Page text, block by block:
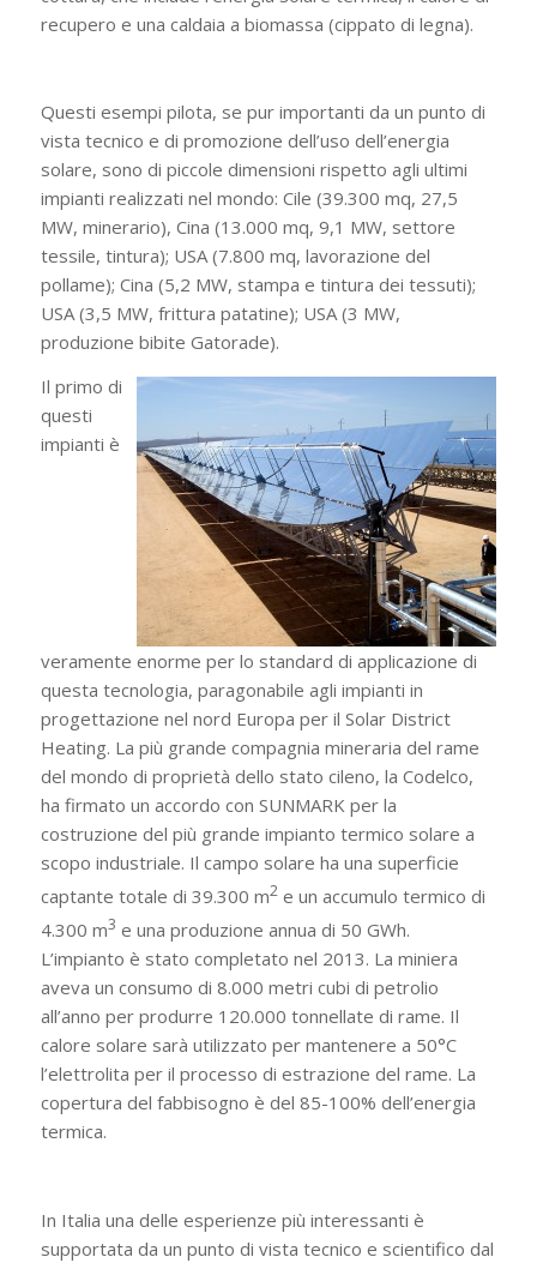
recupero e una caldaia a biomassa (cippato di legna).
Questi esempi pilota, se pur importanti da un punto di
vista tecnico e di promozione dell’uso dell’energia
solare, sono di piccole dimensioni rispetto agli ultimi
impianti realizzati nel mondo: Cile (39.300 mq, 27,5
MW, minerario), Cina (13.000 mq, 9,1 MW, settore
tessile, tintura); USA (7.800 mq, lavorazione del
pollame); Cina (5,2 MW, stampa e tintura dei tessuti);
USA (3,5 MW, frittura patatine); USA (3 MW,
produzione bibite Gatorade).
Il primo di
questi
impianti è
veramente enorme per lo standard di applicazione di
questa tecnologia, paragonabile agli impianti in
progettazione nel nord Europa per il Solar District
Heating. La più grande compagnia mineraria del rame
del mondo di proprietà dello stato cileno, la Codelco,
ha firmato un accordo con SUNMARK per la
costruzione del più grande impianto termico solare a
scopo industriale. Il campo solare ha una superficie
captante totale di 39.300 m2e un accumulo termico di
4.300 m3 e una produzione annua di 50 GWh.
L’impianto è stato completato nel 2013. La miniera
aveva un consumo di 8.000 metri cubi di petrolio
all’anno per produrre 120.000 tonnellate di rame. Il
calore solare sarà utilizzato per mantenere a 50°C
l’elettrolita per il processo di estrazione del rame. La
copertura del fabbisogno è del 85-100% dell’energia
termica.
In Italia una delle esperienze più interessanti è
supportata da un punto di vista tecnico e scientifico dal